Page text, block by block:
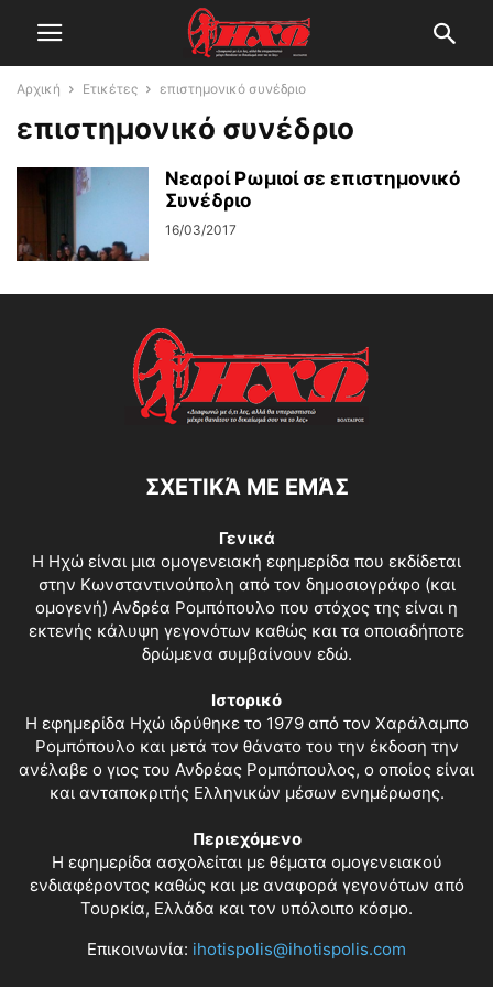
Αρχική Ετικέτες επιστημονικό συνέδριο
επιστημονικό συνέδριο
Νεαροί Ρωμιοί σε επιστημονικό
Συνέδριο
16/03/2017
ΣΧΕΤΙΚΆ ΜΕ ΕΜΆΣ
Γενικά
Η Ηχώ είναι μια ομογενειακή εφημερίδα που εκδίδεται
στην Κωνσταντινούπολη από τον δημοσιογράφο (και
ομογενή) Ανδρέα Ρομπόπουλο που στόχος της είναι η
εκτενής κάλυψη γεγονότων καθώς και τα οποιαδήποτε
δρώμενα συμβαίνουν εδώ.
Ιστορικό
Η εφημερίδα Ηχώ ιδρύθηκε το 1979 από τον Χαράλαμπο
Ρομπόπουλο και μετά τον θάνατο του την έκδοση την
ανέλαβε ο γιος του Ανδρέας Ρομπόπουλος, ο οποίος είναι
και ανταποκριτής Ελληνικών μέσων ενημέρωσης.
Περιεχόμενο
Η εφημερίδα ασχολείται με θέματα ομογενειακού
ενδιαφέροντος καθώς και με αναφορά γεγονότων από
Τουρκία, Ελλάδα και τον υπόλοιπο κόσμο.
Επικοινωνία: ihotispolis@ihotispolis.com